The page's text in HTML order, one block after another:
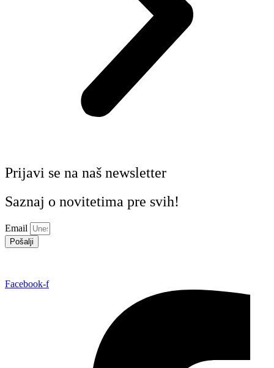
Prijavi se na naš newsletter
Saznaj o novitetima pre svih!
Email
Pošalji
Facebook-f